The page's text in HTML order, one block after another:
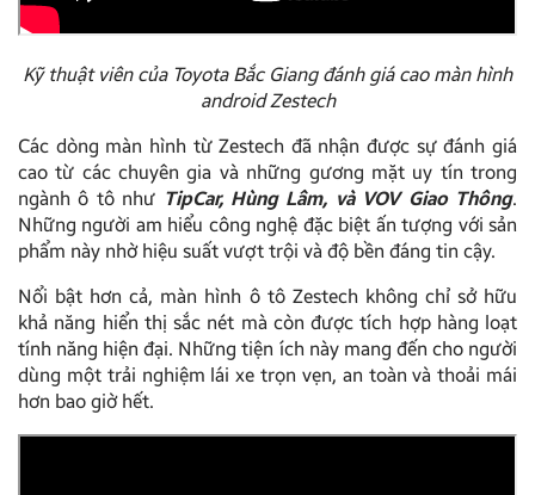
Kỹ thuật viên của Toyota Bắc Giang đánh giá cao màn hình
android Zestech
Các dòng màn hình từ Zestech đã nhận được sự đánh giá
cao từ các chuyên gia và những gương mặt uy tín trong
ngành ô tô như TipCar, Hùng Lâm, và VOV Giao Thông.
Những người am hiểu công nghệ đặc biệt ấn tượng với sản
phẩm này nhờ hiệu suất vượt trội và độ bền đáng tin cậy.
Nổi bật hơn cả, màn hình ô tô Zestech không chỉ sở hữu
khả năng hiển thị sắc nét mà còn được tích hợp hàng loạt
tính năng hiện đại. Những tiện ích này mang đến cho người
dùng một trải nghiệm lái xe trọn vẹn, an toàn và thoải mái
hơn bao giờ hết.